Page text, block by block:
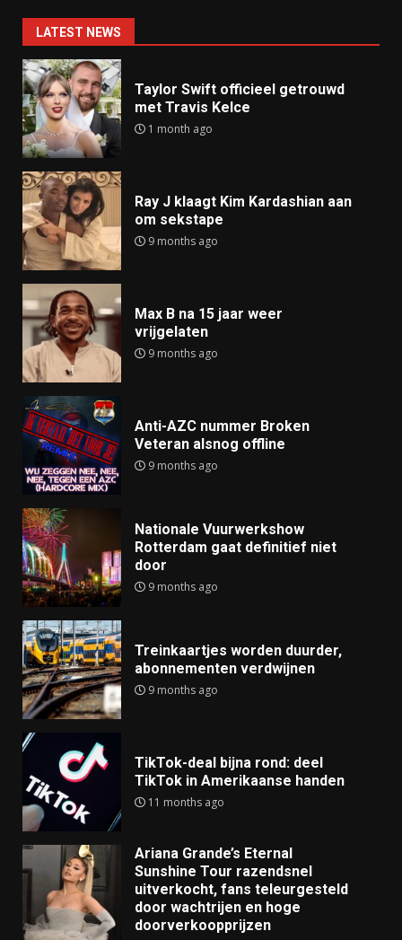
LATEST NEWS
Taylor Swift officieel getrouwd
met Travis Kelce
1 month ago
Ray J klaagt Kim Kardashian aan
om sekstape
9 months ago
Max B na 15 jaar weer
vrijgelaten
9 months ago
Anti-AZC nummer Broken
Veteran alsnog offline
9 months ago
Nationale Vuurwerkshow
Rotterdam gaat definitief niet
door
9 months ago
Treinkaartjes worden duurder,
abonnementen verdwijnen
9 months ago
TikTok-deal bijna rond: deel
TikTok in Amerikaanse handen
11 months ago
Ariana Grande’s Eternal
Sunshine Tour razendsnel
uitverkocht, fans teleurgesteld
door wachtrijen en hoge
doorverkoopprijzen